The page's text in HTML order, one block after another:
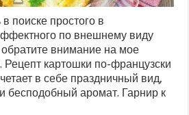
поиске простого в
по внешнему виду
внимание на мое
картошки по-французски
в себе праздничный вид,
бесподобный аромат. Гарнир к